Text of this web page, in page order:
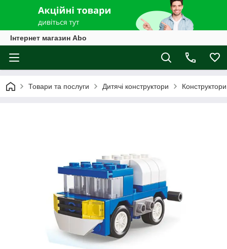
Інтернет магазин Abo
Товари та послуги Дитячі конструктори